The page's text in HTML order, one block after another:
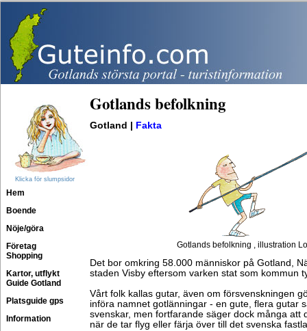
Klicka för slumpsidor
Hem
Boende
Nöje/göra
Företag
Shopping
Kartor, utflykt
Guide Gotland
Platsguide gps
Information
Gotlands befolkning
Gotland | Fakta
Gotlands befolkning , illustration
Det bor omkring 58.000 människor på Gotland,
staden Visby eftersom varken stat som kommun
Vårt folk kallas gutar, även om försvenskningen
införa namnet gotlänningar - en gute, flera gutar
svenskar, men fortfarande säger dock många att
när de tar flyg eller färja över till det svenska